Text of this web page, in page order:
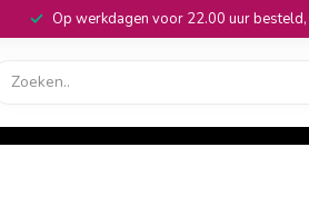
Op werkdagen voor 22.00 uur